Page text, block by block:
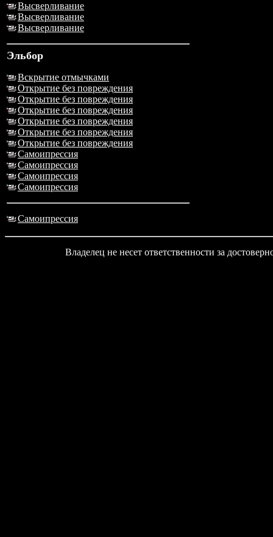
Высверливание
Высверливание
Высверливание
Эльбор
Вскрытие отмычками
Открытие без повреждения
Открытие без повреждения
Открытие без повреждения
Открытие без повреждения
Открытие без повреждения
Открытие без повреждения
Самоипрессия
Самоипрессия
Самоипрессия
Самоипрессия
Самоипрессия
Владелец не несет ответственности за